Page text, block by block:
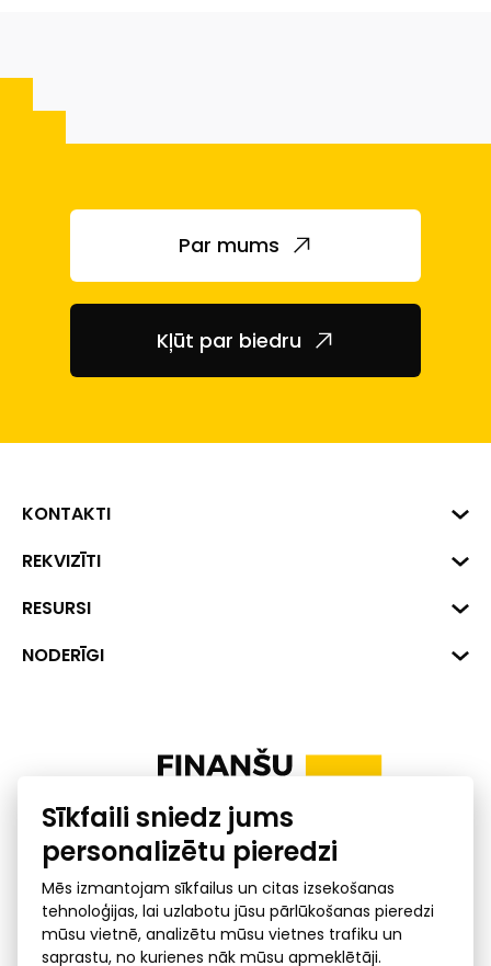
Par mums
Kļūt par biedru
KONTAKTI
Biznesa centrs "VERDE" Roberta
1045
+371 287 18175
REKVIZĪTI
Reģ. Nr. 40008002175
Banka: SEB Banka
RESURSI
Dati
Uzņēmumu kredītspējas kalkulators
NODERĪGI
Ombuds
Sīkfaili sniedz jums
personalizētu pieredzi
Mēs izmantojam sīkfailus un citas izsekošanas
tehnoloģijas, lai uzlabotu jūsu pārlūkošanas pieredzi
mūsu vietnē, analizētu mūsu vietnes trafiku un
saprastu, no kurienes nāk mūsu apmeklētāji.